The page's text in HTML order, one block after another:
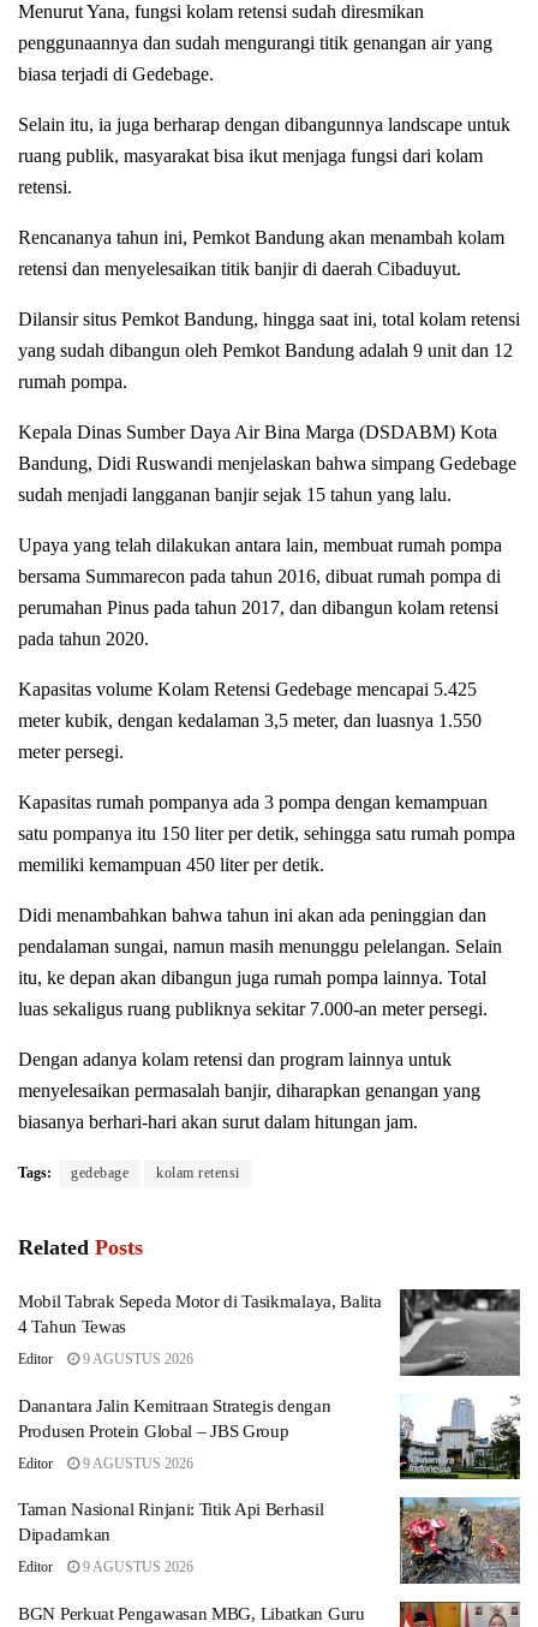
Menurut Yana, fungsi kolam retensi sudah diresmikan
penggunaannya dan sudah mengurangi titik genangan air yang
biasa terjadi di Gedebage.
Selain itu, ia juga berharap dengan dibangunnya landscape untuk
ruang publik, masyarakat bisa ikut menjaga fungsi dari kolam
retensi.
Rencananya tahun ini, Pemkot Bandung akan menambah kolam
retensi dan menyelesaikan titik banjir di daerah Cibaduyut.
Dilansir situs Pemkot Bandung, hingga saat ini, total kolam retensi
yang sudah dibangun oleh Pemkot Bandung adalah 9 unit dan 12
rumah pompa.
Kepala Dinas Sumber Daya Air Bina Marga (DSDABM) Kota
Bandung, Didi Ruswandi menjelaskan bahwa simpang Gedebage
sudah menjadi langganan banjir sejak 15 tahun yang lalu.
Upaya yang telah dilakukan antara lain, membuat rumah pompa
bersama Summarecon pada tahun 2016, dibuat rumah pompa di
perumahan Pinus pada tahun 2017, dan dibangun kolam retensi
pada tahun 2020.
Kapasitas volume Kolam Retensi Gedebage mencapai 5.425
meter kubik, dengan kedalaman 3,5 meter, dan luasnya 1.550
meter persegi.
Kapasitas rumah pompanya ada 3 pompa dengan kemampuan
satu pompanya itu 150 liter per detik, sehingga satu rumah pompa
memiliki kemampuan 450 liter per detik.
Didi menambahkan bahwa tahun ini akan ada peninggian dan
pendalaman sungai, namun masih menunggu pelelangan. Selain
itu, ke depan akan dibangun juga rumah pompa lainnya. Total
luas sekaligus ruang publiknya sekitar 7.000-an meter persegi.
Dengan adanya kolam retensi dan program lainnya untuk
menyelesaikan permasalah banjir, diharapkan genangan yang
biasanya berhari-hari akan surut dalam hitungan jam.
Tags: gedebage kolam retensi
Related Posts
Mobil Tabrak Sepeda Motor di Tasikmalaya, Balita
4 Tahun Tewas
Editor 9 AGUSTUS 2026
Danantara Jalin Kemitraan Strategis dengan
Produsen Protein Global – JBS Group
Editor 9 AGUSTUS 2026
Taman Nasional Rinjani: Titik Api Berhasil
Dipadamkan
Editor 9 AGUSTUS 2026
BGN Perkuat Pengawasan MBG, Libatkan Guru